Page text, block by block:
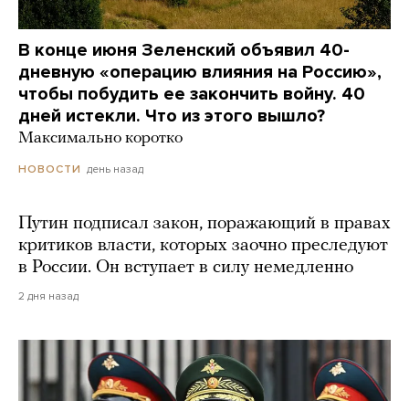
В конце июня Зеленский объявил 40-
дневную «операцию влияния на Россию»,
чтобы побудить ее закончить войну. 40
дней истекли. Что из этого вышло?
Максимально коротко
НОВОСТИ день назад
Путин подписал закон, поражающий в правах
критиков власти, которых заочно преследуют
в России. Он вступает в силу немедленно
2 дня назад